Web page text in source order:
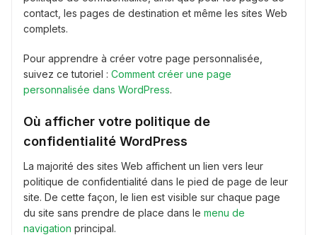
contact, les pages de destination et même les sites Web
complets.
Pour apprendre à créer votre page personnalisée,
suivez ce tutoriel : Comment créer une page
personnalisée dans WordPress.
Où afficher votre politique de
confidentialité WordPress
La majorité des sites Web affichent un lien vers leur
politique de confidentialité dans le pied de page de leur
site. De cette façon, le lien est visible sur chaque page
du site sans prendre de place dans le menu de
navigation principal.